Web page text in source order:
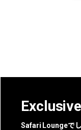
Safari Loungeで